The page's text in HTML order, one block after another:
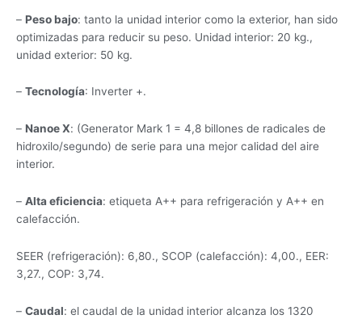
– Peso bajo: tanto la unidad interior como la exterior, han sido
optimizadas para reducir su peso. Unidad interior: 20 kg.,
unidad exterior: 50 kg.
– Tecnología: Inverter +.
– Nanoe X: (Generator Mark 1 = 4,8 billones de radicales de
hidroxilo/segundo) de serie para una mejor calidad del aire
interior.
– Alta eficiencia: etiqueta A++ para refrigeración y A++ en
calefacción.
SEER (refrigeración): 6,80., SCOP (calefacción): 4,00., EER:
3,27., COP: 3,74.
– Caudal: el caudal de la unidad interior alcanza los 1320